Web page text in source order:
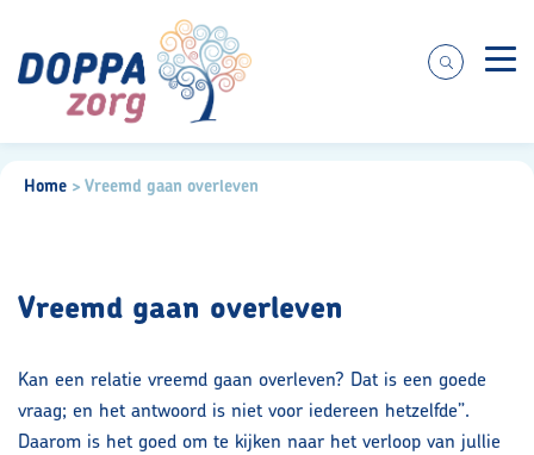
Voor cliënten
Home > Vreemd gaan overleven
Vreemd gaan overleven
Kan een relatie vreemd gaan overleven? Dat is een goede
vraag; en het antwoord is niet voor iedereen hetzelfde”.
Daarom is het goed om te kijken naar het verloop van jullie